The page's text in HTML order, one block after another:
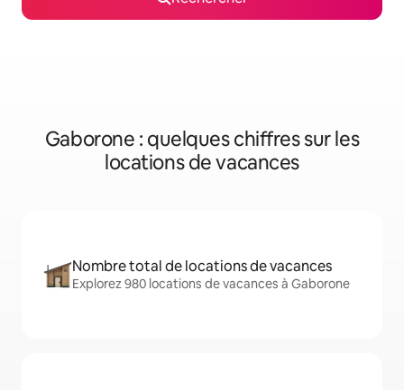
Gaborone : quelques chiffres sur les
locations de vacances
Nombre total de locations de vacances
Explorez 980 locations de vacances à Gaborone